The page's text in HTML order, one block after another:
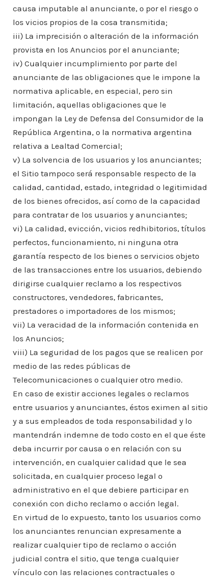
causa imputable al anunciante, o por el riesgo o
los vicios propios de la cosa transmitida;
iii) La imprecisión o alteración de la información
provista en los Anuncios por el anunciante;
iv) Cualquier incumplimiento por parte del
anunciante de las obligaciones que le impone la
normativa aplicable, en especial, pero sin
limitación, aquellas obligaciones que le
impongan la Ley de Defensa del Consumidor de la
República Argentina, o la normativa argentina
relativa a Lealtad Comercial;
v) La solvencia de los usuarios y los anunciantes;
el Sitio tampoco será responsable respecto de la
calidad, cantidad, estado, integridad o legitimidad
de los bienes ofrecidos, así como de la capacidad
para contratar de los usuarios y anunciantes;
vi) La calidad, evicción, vicios redhibitorios, títulos
perfectos, funcionamiento, ni ninguna otra
garantía respecto de los bienes o servicios objeto
de las transacciones entre los usuarios, debiendo
dirigirse cualquier reclamo a los respectivos
constructores, vendedores, fabricantes,
prestadores o importadores de los mismos;
vii) La veracidad de la información contenida en
los Anuncios;
viii) La seguridad de los pagos que se realicen por
medio de las redes públicas de
Telecomunicaciones o cualquier otro medio.
En caso de existir acciones legales o reclamos
entre usuarios y anunciantes, éstos eximen al sitio
y a sus empleados de toda responsabilidad y lo
mantendrán indemne de todo costo en el que éste
deba incurrir por causa o en relación con su
intervención, en cualquier calidad que le sea
solicitada, en cualquier proceso legal o
administrativo en el que debiere participar en
conexión con dicho reclamo o acción legal.
En virtud de lo expuesto, tanto los usuarios como
los anunciantes renuncian expresamente a
realizar cualquier tipo de reclamo o acción
judicial contra el sitio, que tenga cualquier
vínculo con las relaciones contractuales o